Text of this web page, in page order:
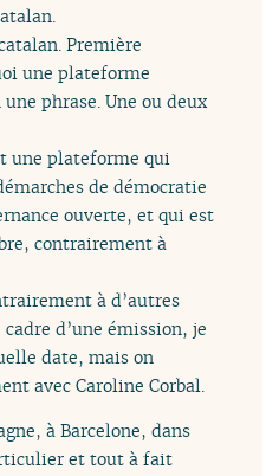
Première
une plateforme
phrase. Une ou deux
une plateforme qui
de démocratie
ouverte, et qui est
contrairement à
à d’autres
d’une émission, je
date, mais on
avec Caroline Corbal.
à Barcelone, dans
et tout à fait